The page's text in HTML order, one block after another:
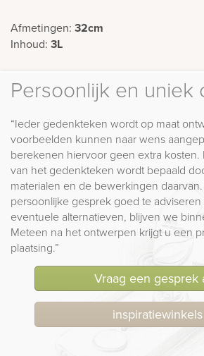
Afmetingen: 32cm
Inhoud: 3L
Persoonlijk en uniek
“Ieder gedenkteken wordt op maat
voorbeelden kunnen naar wens
berekenen hiervoor geen extra kosten.
van het gedenkteken wordt bepaald
materialen en de bewerkingen
persoonlijke gesprek goed te
eventuele alternatieven, blijven we
Meteen na het ontwerpen krijgt u een
plaatsing.”
Vraag een gesprek
inspiratiewinkels